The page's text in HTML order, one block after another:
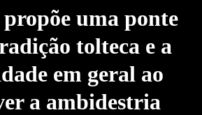
uma ponte
tolteca e a
em geral ao
a ambidestria